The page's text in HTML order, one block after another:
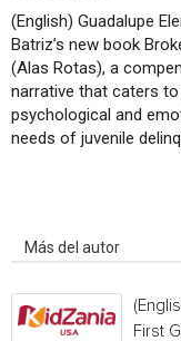
(English) Guadalupe
Batriz’s new book
(Alas Rotas), a
narrative that caters
psychological and
needs of juvenile
Más del autor
First